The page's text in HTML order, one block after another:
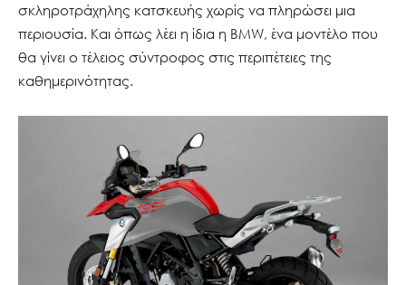
σκληροτράχηλης κατσκευής χωρίς να πληρώσει μια
περιουσία. Και όπως λέει η ίδια η BMW, ένα μοντέλο που
θα γίνει ο τέλειος σύντροφος στις περιπέτειες της
καθημερινότητας.